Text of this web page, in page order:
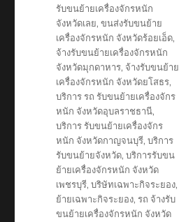
รับขนย้ายเครื่องจักรหนัก
จังหวัดเลย,ขนส่งรับขนย้าย
เครื่องจักรหนัก จังหวัดร้อยเอ็ด,
จ้างรับขนย้ายเครื่องจักรหนัก
จังหวัดมุกดาหาร, จ้างรับขนย้าย
เครื่องจักรหนัก จังหวัดยโสธร,
บริการ รถ รับขนย้ายเครื่องจักร
หนัก จังหวัดอุบลราชธานี,
บริการ รับขนย้ายเครื่องจักร
หนัก จังหวัดกาญจนบุรี,บริการ
รับขนย้ายจังหวัด,บริการรับขน
ย้ายเครื่องจักรหนัก จังหวัด
เพชรบุรี,บริษัทเฉพาะกิจระยอง,
ย้ายเฉพาะกิจระยอง,รถ จ้างรับ
ขนย้ายเครื่องจักรหนัก จังหวัด